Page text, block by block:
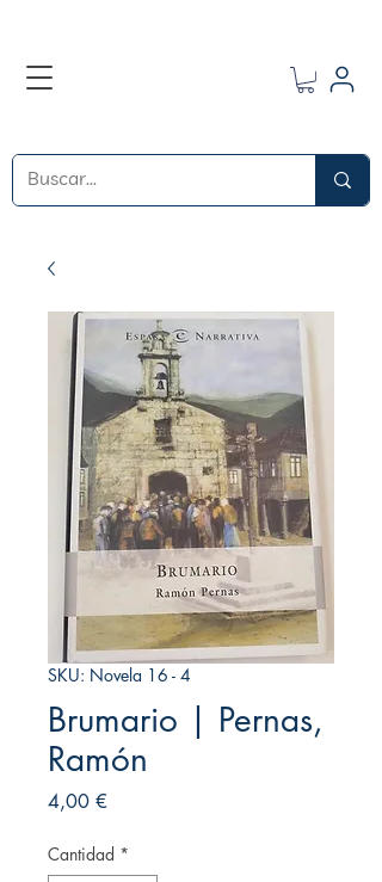
SKU: Novela 16 - 4
Brumario | Pernas,
Ramón
4,00 €
Cantidad *